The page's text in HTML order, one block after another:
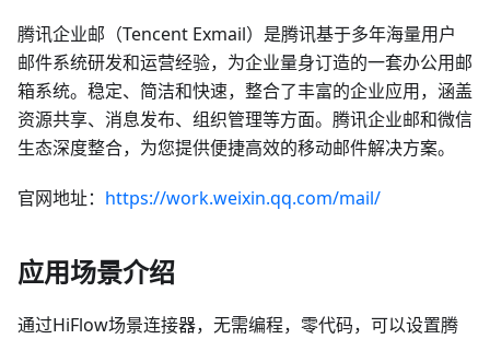
腾讯企业邮（Tencent Exmail）是腾讯基于多年海量用户
邮件系统研发和运营经验，为企业量身订造的一套办公用邮
箱系统。稳定、简洁和快速，整合了丰富的企业应用，涵盖
资源共享、消息发布、组织管理等方面。腾讯企业邮和微信
生态深度整合，为您提供便捷高效的移动邮件解决方案。
官网地址： https://work.weixin.qq.com/mail/
应用场景介绍
通过HiFlow场景连接器，无需编程，零代码，可以设置腾